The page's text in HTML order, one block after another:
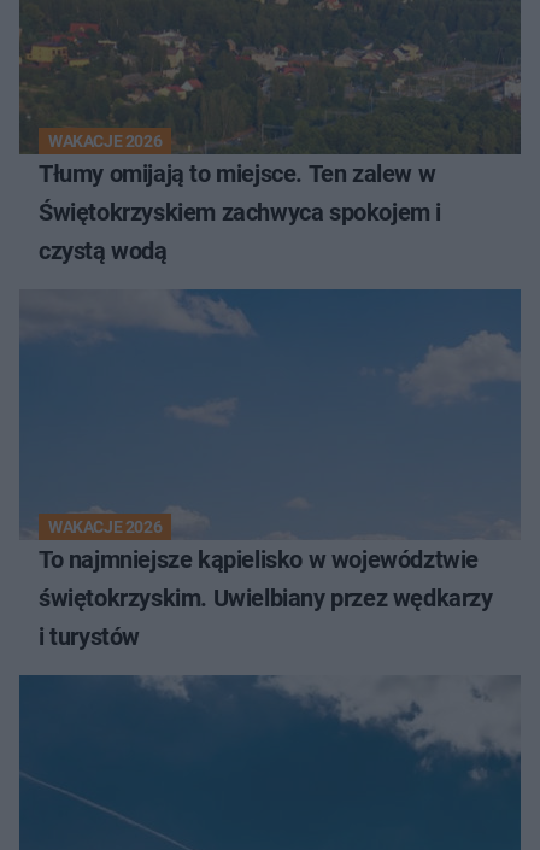
WAKACJE 2026
Tłumy omijają to miejsce. Ten zalew w
Świętokrzyskiem zachwyca spokojem i
czystą wodą
WAKACJE 2026
To najmniejsze kąpielisko w województwie
świętokrzyskim. Uwielbiany przez wędkarzy
i turystów